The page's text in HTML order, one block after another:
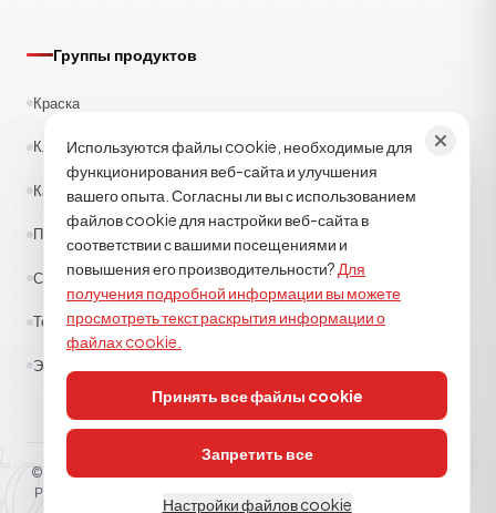
kimya
Группы продуктов
Краска
Клеи
Каучук
Полиэстер
Строительная химия
Текстиль
Эпоксид-полиуретан
© 2026 . Все права защищены.
Разъясняющий текст
Используются файлы cookie, необходимые для
функционирования веб-сайта и улучшения
вашего опыта. Согласны ли вы с использованием
файлов cookie для настройки веб-сайта в
соответствии с вашими посещениями и
повышения его производительности? Для
получения подробной информации вы можете
просмотреть текст раскрытия информации о
файлах cookie.
Принять все файлы cookie
Запретить все
Настройки файлов cookie